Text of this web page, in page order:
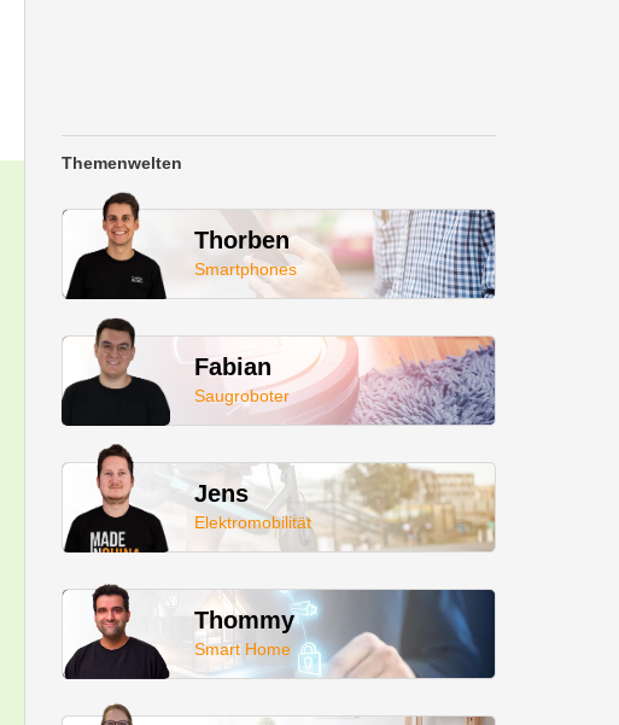
Themenwelten
Thorben
Smartphones
Fabian
Saugroboter
Jens
Elektromobilität
Thommy
Smart Home